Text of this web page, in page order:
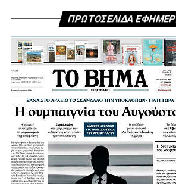
ΠΡΩΤΟΣΕΛΙΔΑ